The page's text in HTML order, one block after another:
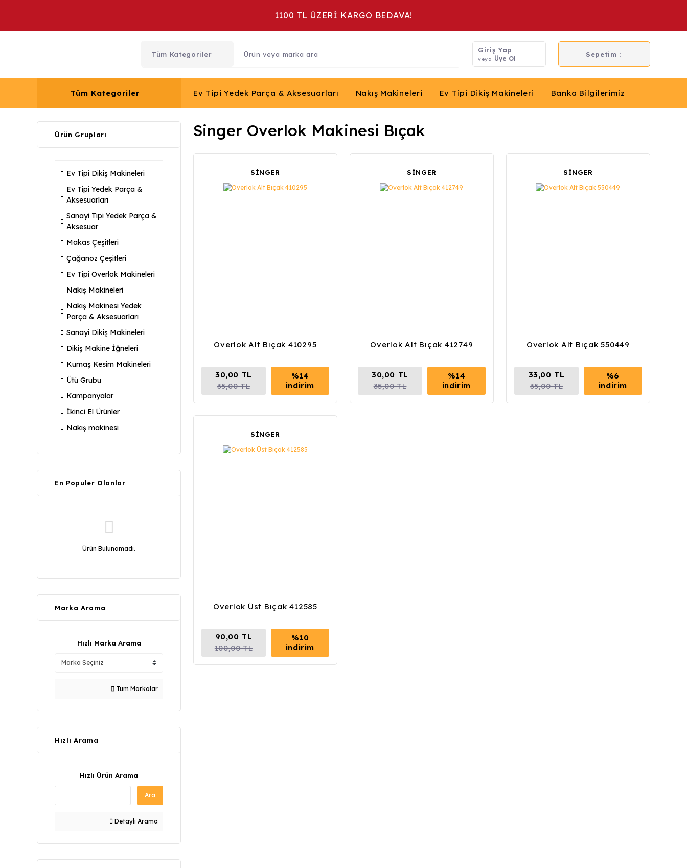
1100 TL ÜZERİ KARGO BEDAVA!
Giriş Yap
veya Üye Ol
Sepetim :
Tüm Kategoriler Ev Tipi Yedek Parça & Aksesuarları Nakış Makineleri Ev Tipi Dikiş Makineleri Banka Bilgilerimiz
Ürün Grupları
Ev Tipi Dikiş Makineleri
Ev Tipi Yedek Parça &
Aksesuarları
Sanayi Tipi Yedek Parça &
Aksesuar
Makas Çeşitleri
Çağanoz Çeşitleri
Ev Tipi Overlok Makineleri
Nakış Makineleri
Nakış Makinesi Yedek
Parça & Aksesuarları
Sanayi Dikiş Makineleri
Dikiş Makine İğneleri
Kumaş Kesim Makineleri
Ütü Grubu
Kampanyalar
İkinci El Ürünler
Nakış makinesi
En Populer Olanlar
Ürün Bulunamadı.
Marka Arama
Hızlı Marka Arama
Tüm Markalar
Hızlı Arama
Hızlı Ürün Arama
Ara
Detaylı Arama
Singer Overlok Makinesi Bıçak
SİNGER
Overlok Alt Bıçak 410295
30,00 TL
35,00 TL
%14
indirim
SİNGER
Overlok Alt Bıçak 412749
30,00 TL
35,00 TL
%14
indirim
SİNGER
Overlok Alt Bıçak 550449
33,00 TL
35,00 TL
%6
indirim
SİNGER
Overlok Üst Bıçak 412585
90,00 TL
100,00 TL
%10
indirim